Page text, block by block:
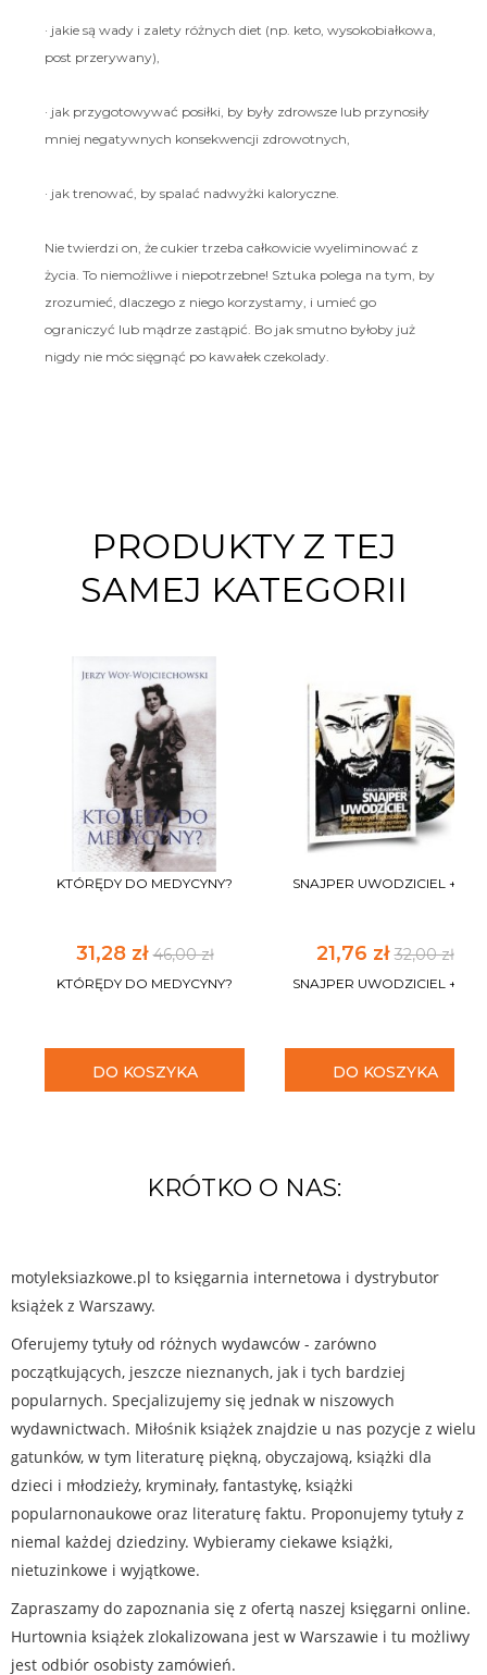
· jakie są wady i zalety różnych diet (np. keto, wysokobiałkowa,
post przerywany),
· jak przygotowywać posiłki, by były zdrowsze lub przynosiły
mniej negatywnych konsekwencji zdrowotnych,
· jak trenować, by spalać nadwyżki kaloryczne.
Nie twierdzi on, że cukier trzeba całkowicie wyeliminować z
życia. To niemożliwe i niepotrzebne! Sztuka polega na tym, by
zrozumieć, dlaczego z niego korzystamy, i umieć go
ograniczyć lub mądrze zastąpić. Bo jak smutno byłoby już
nigdy nie móc sięgnąć po kawałek czekolady.
PRODUKTY Z TEJ
SAMEJ KATEGORII
KTÓRĘDY DO MEDYCYNY?
31,28 zł46,00 zł
KTÓRĘDY DO MEDYCYNY?
DO KOSZYKA
SNAJPER UWODZICIEL +CD
21,76 zł32,00 zł
SNAJPER UWODZICIEL +CD
DO KOSZYKA
KRÓTKO O NAS:
motyleksiazkowe.pl to księgarnia internetowa i dystrybutor
książek z Warszawy.
Oferujemy tytuły od różnych wydawców - zarówno
początkujących, jeszcze nieznanych, jak i tych bardziej
popularnych. Specjalizujemy się jednak w niszowych
wydawnictwach. Miłośnik książek znajdzie u nas pozycje z wielu
gatunków, w tym literaturę piękną, obyczajową, książki dla
dzieci i młodzieży, kryminały, fantastykę, książki
popularnonaukowe oraz literaturę faktu. Proponujemy tytuły z
niemal każdej dziedziny. Wybieramy ciekawe książki,
nietuzinkowe i wyjątkowe.
Zapraszamy do zapoznania się z ofertą naszej księgarni online.
Hurtownia książek zlokalizowana jest w Warszawie i tu możliwy
jest odbiór osobisty zamówień.